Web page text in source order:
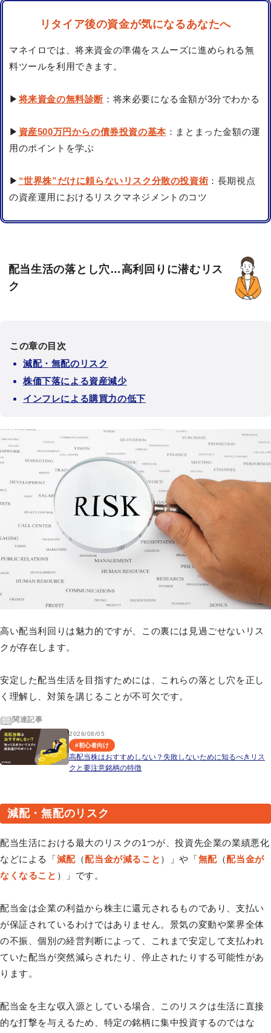
リタイア後の資金が気になるあなたへ
マネイロでは、将来資金の準備をスムーズに進められる無
料ツールを利用できます。
▶将来資金の無料診断 ：将来必要になる金額が3分でわかる
▶ 資産500万円からの債券投資の基本：まとまった金額の運
用のポイントを学ぶ
▶ “世界株”だけに頼らないリスク分散の投資術 ：長期視点
の資産運用におけるリスクマネジメントのコツ
配当生活の落とし穴…高利回りに潜むリス
ク
この章の目次
減配・無配のリスク
株価下落による資産減少
インフレによる購買力の低下
高い配当利回りは魅力的ですが、この裏には見過ごせないリス
クが存在します。
安定した配当生活を目指すためには、これらの落とし穴を正し
く理解し、対策を講じることが不可欠です。
関連記事
2026/08/05
#初心者向け
高配当株はおすすめしない？失敗しないために知るべきリス
クと要注意銘柄の特徴
減配・無配のリスク
配当生活における最大のリスクの1つが、投資先企業の業績悪化
などによる「減配（配当金が減ること ）」や「無配（配当金が
なくなること ）」です。
配当金は企業の利益から株主に還元されるものであり、支払い
が保証されているわけではありません。景気の変動や業界全体
の不振、個別の経営判断によって、これまで安定して支払われ
ていた配当が突然減らされたり、停止されたりする可能性があ
ります。
配当金を主な収入源としている場合、このリスクは生活に直接
的な打撃を与えるため、特定の銘柄に集中投資するのではな